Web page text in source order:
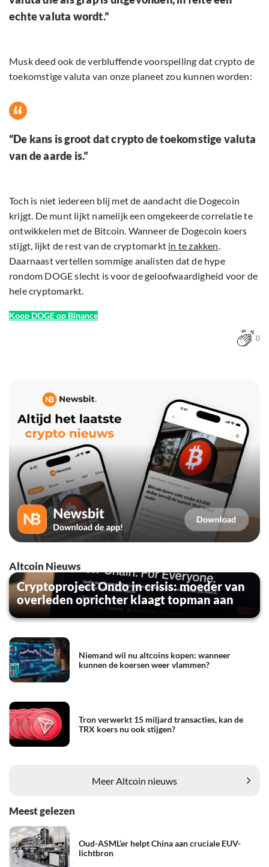
echte valuta wordt.”
Musk deed ook de verbluffende voorspelling dat crypto de
toekomstige valuta van onze planeet zou kunnen worden:
“De kans is groot dat crypto de toekomstige valuta
van de aarde is.”
Toch is niet iedereen blij met de aandacht die Dogecoin
krijgt. De munt lijkt namelijk een omgekeerde correlatie te
ontwikkelen met de Bitcoin. Wanneer de Dogecoin koers
stijgt, lijkt de rest van de cryptomarkt in te zakken
Daarnaast vertellen sommige analisten dat de hype
rondom DOGE slecht is voor de geloofwaardigheid voor de
hele cryptomarkt.
Koop DOGE op Binance
0
Altcoin Nieuws
Cryptoproject Ondo in crisis: moeder van
overleden oprichter klaagt topman aan
Niemand wil nu altcoins kopen: wanneer
kunnen de koersen weer vlammen?
Tron verwerkt 15 miljard transacties, kan de
TRX koers nu ook stijgen?
Meer Altcoin nieuws
Meest gelezen
Oud-ASML’er helpt China aan cruciale EUV-
lichtbron